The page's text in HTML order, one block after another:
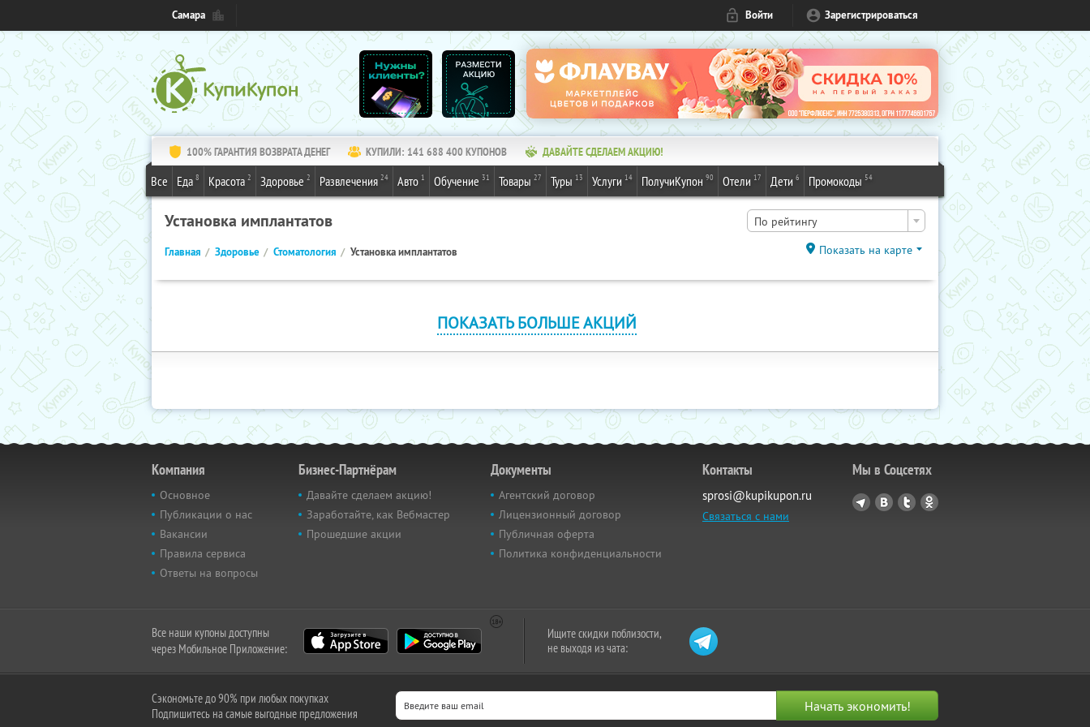
Самара Войти Зарегистрироваться
100% ГАРАНТИЯ ВОЗВРАТА ДЕНЕГ КУПИЛИ: 141 688 400КУПОНОВ ДАВАЙТЕ СДЕЛАЕМ АКЦИЮ!
Все Еда 8 Красота 2 Здоровье 2 Развлечения 24 Авто 1 Обучение 31 Товары 27 Туры 13 Услуги 14 ПолучиКупон 90 Отели 17 Дети 6 Промокоды 54
Установка имплантатов По рейтингу
Главная Здоровье Стоматология Установка имплантатов Показать на карте
ПОКАЗАТЬ БОЛЬШЕ АКЦИЙ
Компания
Основное
Публикации о нас
Вакансии
Правила сервиса
Ответы на вопросы
Бизнес-Партнёрам
Давайте сделаем акцию!
Заработайте, как Вебмастер
Прошедшие акции
Документы
Агентский договор
Лицензионный договор
Публичная оферта
Политика конфиденциальности
Контакты
sprosi@kupikupon.ru
Связаться с нами
Мы в Соцсетях
Все наши купоны доступны
через Мобильное Приложение:
Ищите скидки поблизости,
не выходя из чата:
Сэкономьте до 90% при любых покупках
Подпишитесь на самые выгодные предложения